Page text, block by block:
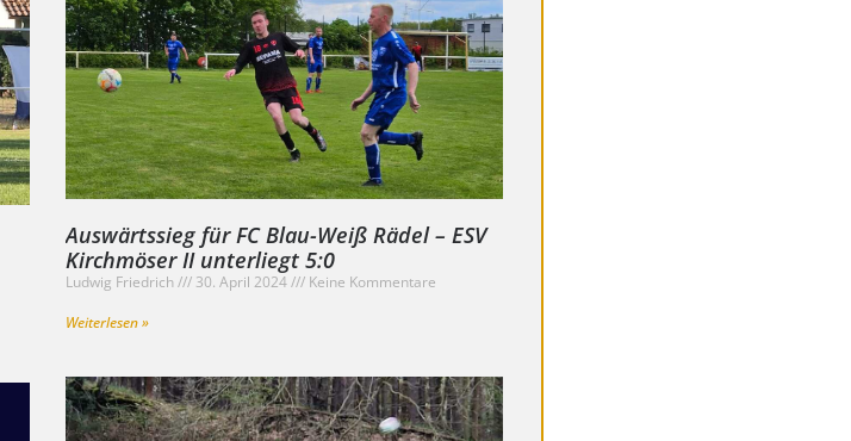
Auswärtssieg für FC Blau-Weiß Rädel – ESV
Kirchmöser II unterliegt 5:0
Ludwig Friedrich 30. April 2024
Keine Kommentare
Weiterlesen »